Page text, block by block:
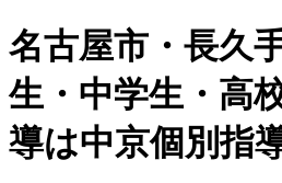
名古屋市・長久
生・中学生・高
導は中京個別指